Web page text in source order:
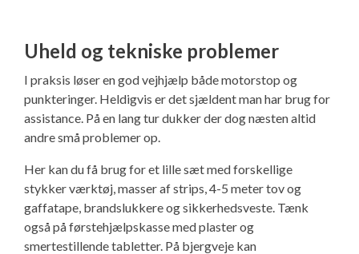
Uheld og tekniske problemer
I praksis løser en god vejhjælp både motorstop og
punkteringer. Heldigvis er det sjældent man har brug for
assistance. På en lang tur dukker der dog næsten altid
andre små problemer op.
Her kan du få brug for et lille sæt med forskellige
stykker værktøj, masser af strips, 4-5 meter tov og
gaffatape, brandslukkere og sikkerhedsveste. Tænk
også på førstehjælpskasse med plaster og
smertestillende tabletter. På bjergveje kan